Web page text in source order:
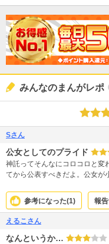
みんなのまんがレポ
Sさん
公女としてのプライド
神託ってそんなにコロコロと変
てから公表すべきだよ。公女が
んなりと侯爵令嬢が入れ替わ
然中止よね？まずは侯爵令嬢が
に対して優れてるか、そこを確
あと、結婚を1ヶ月後に控えて
ら、何も感じないのかとか、馬
参考になった(1) 報
えるこさん
なんというか…